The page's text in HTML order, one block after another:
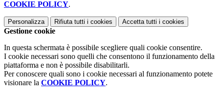
COOKIE POLICY.
Personalizza Rifiuta tutti i cookies Accetta tutti i cookies
Gestione cookie
In questa schermata è possibile scegliere quali cookie consentire.
I cookie necessari sono quelli che consentono il funzionamento della
piattaforma e non è possibile disabilitarli.
Per conoscere quali sono i cookie necessari al funzionamento potete
visionare la COOKIE POLICY.